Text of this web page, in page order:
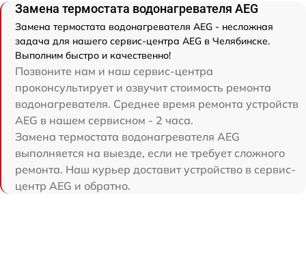
Замена термостата водонагревателя AEG
Замена термостата водонагревателя AEG - несложная
задача для нашего сервис-центра AEG в Челябинске.
Выполним быстро и качественно!
Позвоните нам и наш сервис-центра
проконсультирует и озвучит стоимость ремонта
водонагревателя. Среднее время ремонта устройств
AEG в нашем сервисном - 2 часа.
Замена термостата водонагревателя AEG
выполняется на выезде, если не требует сложного
ремонта. Наш курьер доставит устройство в сервис-
центр AEG и обратно.